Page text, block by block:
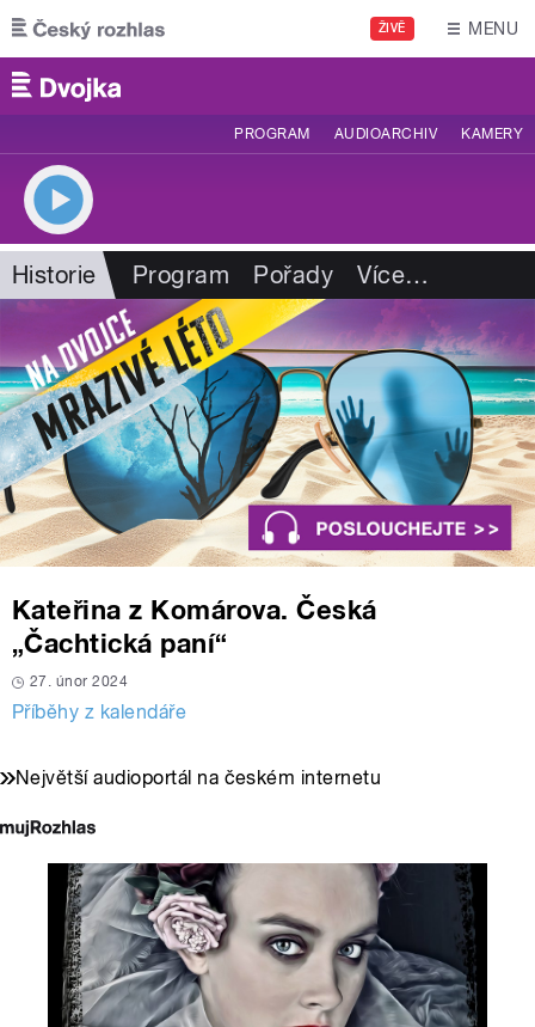
Přejít k hlavnímu obsahu
ŽIVĚ MENU
PROGRAM AUDIOARCHIV KAMERY
Historie Program Pořady Více…
Kateřina z Komárova. Česká
„Čachtická paní“
27. únor 2024
Příběhy z kalendáře
Největší audioportál na českém internetu